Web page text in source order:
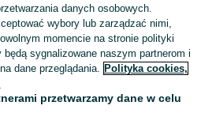
Skorzystaj z największego serwisu ogłoszeniowego - Włocławek i okolice! Kupuj to, czego pragniesz i sprzedawaj to, czego już nie potrzebujesz!
danych osobowych.
wybory lub zarządzać nimi,
momencie na stronie polityki
sygnalizowane naszym partnerom i
dane przeglądania. Polityka cookies,
przetwarzamy dane w celu